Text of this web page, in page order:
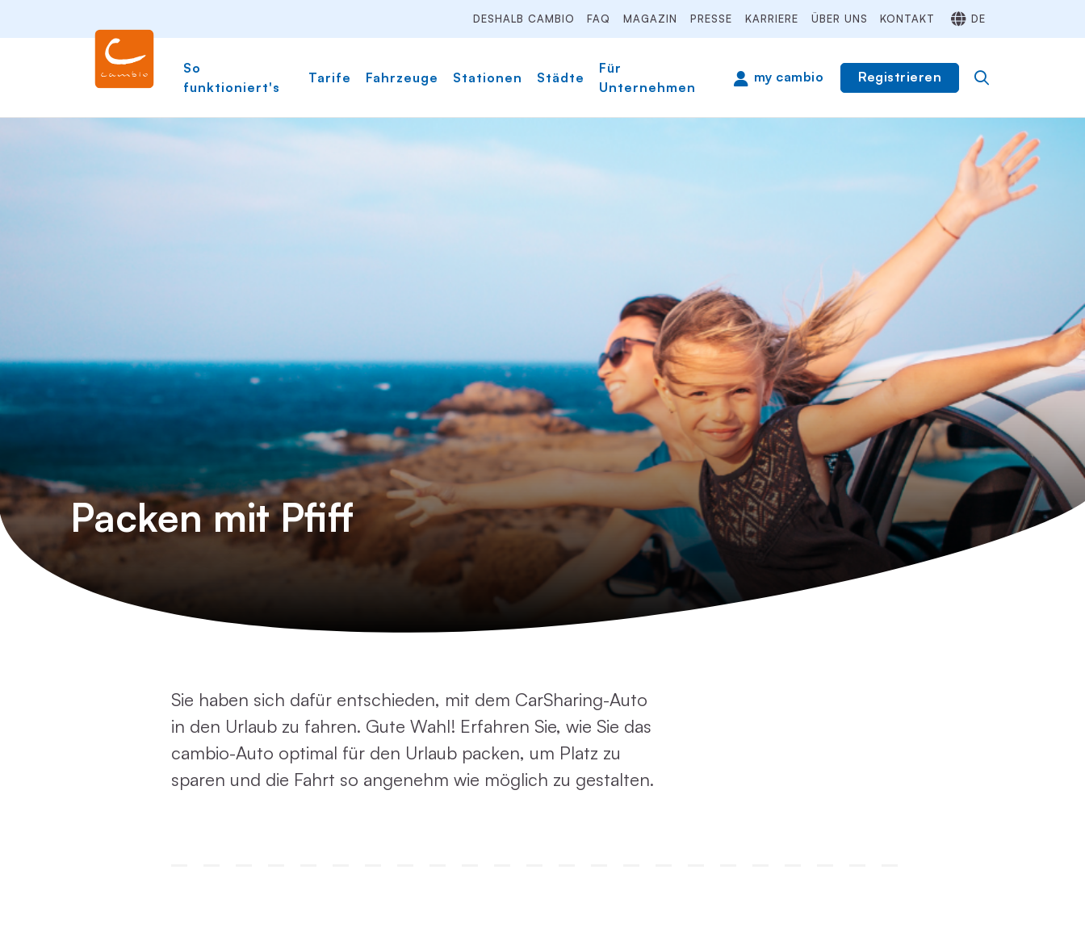
DESHALB CAMBIO FAQ MAGAZIN PRESSE KARRIERE ÜBER UNS KONTAKT DE
So
funktioniert's
Tarife Fahrzeuge Stationen Städte
Für
Unternehmen
my cambio Registrieren
Packen mit Pfiff
Sie haben sich dafür entschieden, mit dem CarSharing-Auto
in den Urlaub zu fahren. Gute Wahl! Erfahren Sie, wie Sie das
cambio-Auto optimal für den Urlaub packen, um Platz zu
sparen und die Fahrt so angenehm wie möglich zu gestalten.